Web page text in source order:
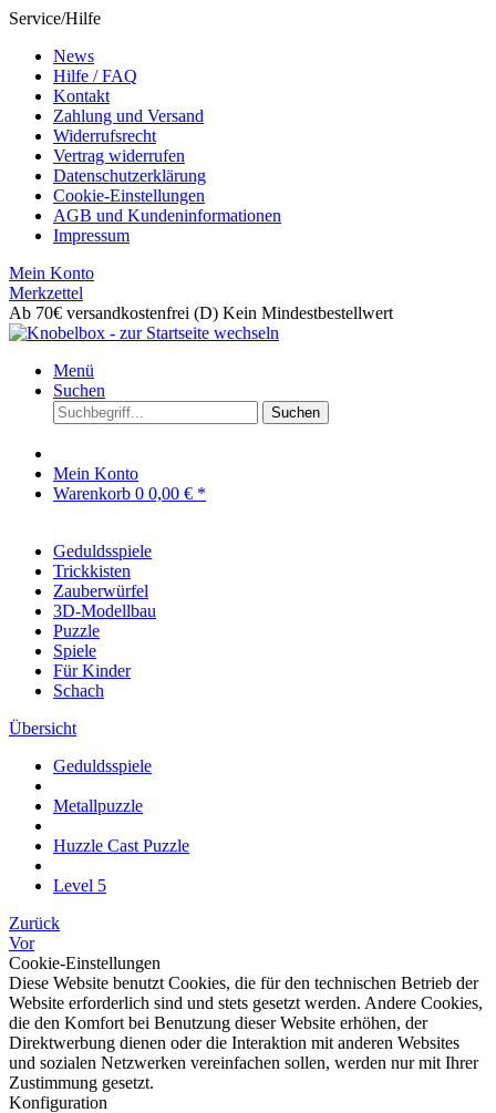
Service/Hilfe
News
Hilfe / FAQ
Kontakt
Zahlung und Versand
Widerrufsrecht
Vertrag widerrufen
Datenschutzerklärung
Cookie-Einstellungen
AGB und Kundeninformationen
Impressum
Mein Konto
Merkzettel
Ab 70€ versandkostenfrei (D) Kein Mindestbestellwert
Menü
Suchen
Suchen
Mein Konto
Warenkorb 0 0,00 € *
Geduldsspiele
Trickkisten
Zauberwürfel
3D-Modellbau
Puzzle
Spiele
Für Kinder
Schach
Übersicht
Geduldsspiele
Metallpuzzle
Huzzle Cast Puzzle
Level 5
Zurück
Vor
Cookie-Einstellungen
Diese Website benutzt Cookies, die für den technischen Betrieb der
Website erforderlich sind und stets gesetzt werden. Andere Cookies,
die den Komfort bei Benutzung dieser Website erhöhen, der
Direktwerbung dienen oder die Interaktion mit anderen Websites
und sozialen Netzwerken vereinfachen sollen, werden nur mit Ihrer
Zustimmung gesetzt.
Konfiguration